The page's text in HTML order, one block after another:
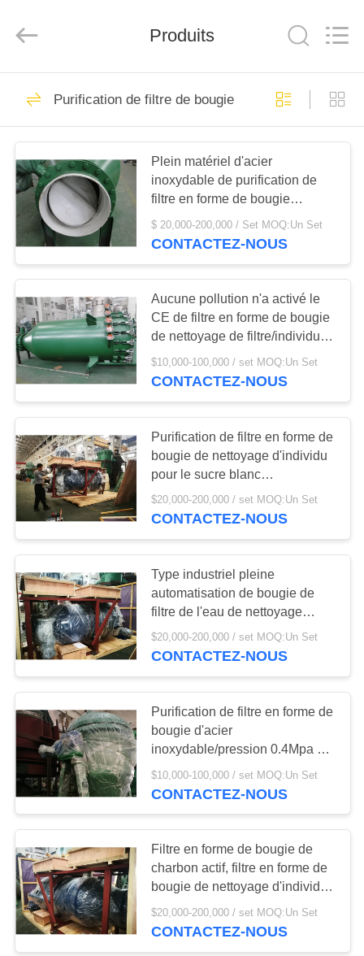
APERÇU
PRODUITS
VIDÉOS
PROPOS
DE
NOUS
VISITE
DE
L'USINE
CONTRÔLE
DE
LA
QUALITÉ
NOUS
CONTACTER
NOUVELLES
CAS
COMPANY
NEWS
PLAN
DU
SITE
(CHINA)
CO.,
Séparateur d'huile
de disque
172
Horizontale
décanteur
Centrifuge
66
Lait et séparateur
crème
62
Filtre à feuilles sous
pression
108
Centrifugeuse
éplucheuse
Produits
Purification de filtre de bougie
Plein matériel d'acier
inoxydable de purification de
filtre en forme de bougie
d'automatisation
$ 20,000-200,000 / Set MOQ:Un Set
CONTACTEZ-NOUS
Aucune pollution n'a activé le
CE de filtre en forme de bougie
de nettoyage de filtre/individu
de carbone certifié
$10,000-100,000 / set MOQ:Un Set
CONTACTEZ-NOUS
Purification de filtre en forme de
bougie de nettoyage d'individu
pour le sucre blanc
complètement inclus
$20,000-200,000 / set MOQ:Un Set
CONTACTEZ-NOUS
Type industriel pleine
automatisation de bougie de
filtre de l'eau de nettoyage
d'individu
$20,000-200,000 / set MOQ:Un Set
CONTACTEZ-NOUS
Purification de filtre en forme de
bougie d'acier
inoxydable/pression 0.4Mpa de
filtre nettoyage d'individu
$10,000-100,000 / set MOQ:Un Set
CONTACTEZ-NOUS
Filtre en forme de bougie de
charbon actif, filtre en forme de
bougie de nettoyage d'individu
avec de la pression 0.4Mpa
$20,000-200,000 / set MOQ:Un Set
CONTACTEZ-NOUS